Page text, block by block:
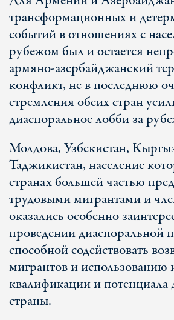
трансформационных и
событий в отношениях с
рубежом был и остается
армяно-азербайджанский
конфликт, не в последнюю
стремления обеих стран
диаспоральное лобби за
Молдова, Узбекистан,
Таджикистан, население
странах большей частью
трудовыми мигрантами и
оказались особенно
проведении диаспоральной
способной содействовать
мигрантов и использованию
квалификации и потенциала
страны.